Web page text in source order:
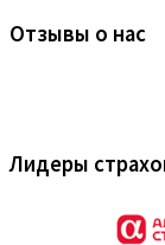
Отзывы о нас
Лидеры